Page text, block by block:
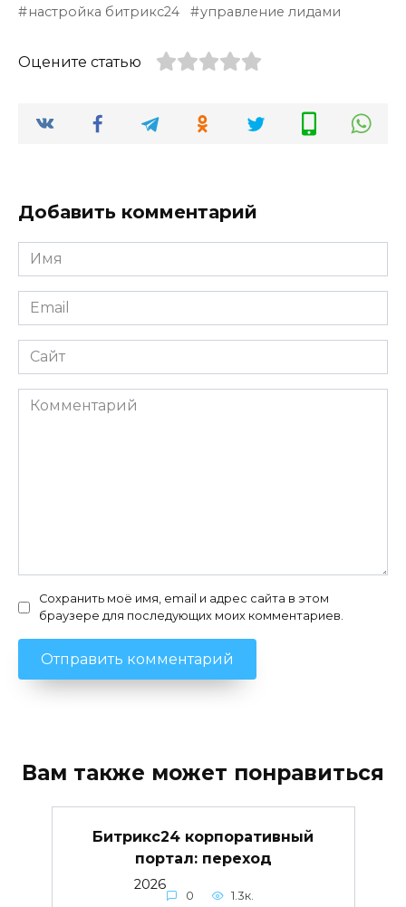
настройка битрикс24
управление лидами
Оцените статью
Добавить комментарий
Имя
*
Email
*
Сайт
Комментарий
Сохранить моё имя, email и адрес сайта в этом
браузере для последующих моих комментариев.
Вам также может понравиться
Битрикс24 корпоративный
портал: переход
2026
0 1.3к.